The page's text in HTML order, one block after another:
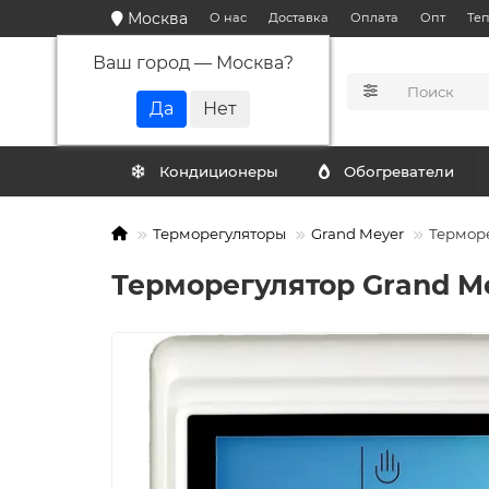
Москва
Ваш город — Москва?
О нас Доставка Оплата Опт
Кондиционеры Обогреватели
Терморегуляторы Grand Meyer
Терморегулятор Grand